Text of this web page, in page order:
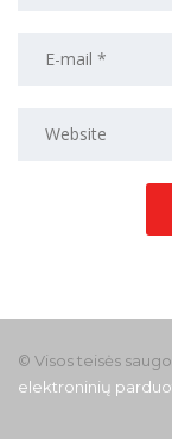
© Visos teisės
elektroninių